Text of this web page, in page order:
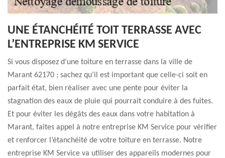
UNE ÉTANCHÉITÉ TOIT TERRASSE AVEC
L’ENTREPRISE KM SERVICE
Si vous disposez d’une toiture en terrasse dans la ville de
Marant 62170 ; sachez qu’il est important que celle-ci soit en
parfait état, bien réaliser avec une pente pour éviter la
stagnation des eaux de pluie qui pourrait conduire à des fuites.
Et pour éviter les dégâts des eaux dans votre habitation à
Marant, faites appel à notre entreprise KM Service pour vérifier
et renforcer l’étanchéité de votre toiture en terrasse. Notre
entreprise KM Service va utiliser des appareils modernes pour